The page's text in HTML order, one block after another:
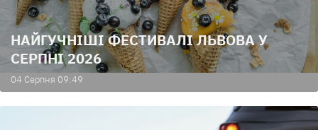
НАЙГУЧНІШІ ФЕСТИВАЛІ ЛЬВОВА У
СЕРПНІ 2026
04 Серпня 09:49